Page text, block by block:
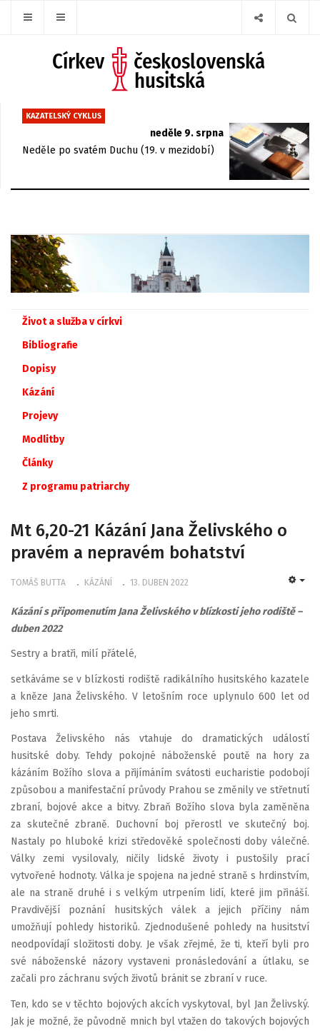
KAZATELSKÝ CYKLUS
neděle 9. srpna
Neděle po svatém Duchu (19. v mezidobí)
Život a služba v církvi
Bibliografie
Dopisy
Kázání
Projevy
Modlitby
Články
Z programu patriarchy
Mt 6,20-21 Kázání Jana Želivského o
pravém a nepravém bohatství
TOMÁŠ BUTTA KÁZÁNÍ 13. DUBEN 2022
Kázání s připomenutím Jana Želivského v blízkosti jeho rodiště –
duben 2022
Sestry a bratři, milí přátelé,
setkáváme se v blízkosti rodiště radikálního husitského kazatele
a kněze Jana Želivského. V letošním roce uplynulo 600 let od
jeho smrti.
Postava Želivského nás vtahuje do dramatických událostí
husitské doby. Tehdy pokojné náboženské poutě na hory za
kázáním Božího slova a přijímáním svátosti eucharistie podobojí
způsobou a manifestační průvody Prahou se změnily ve střetnutí
zbraní, bojové akce a bitvy. Zbraň Božího slova byla zaměněna
za skutečné zbraně. Duchovní boj přerostl ve skutečný boj.
Nastaly po hluboké krizi středověké společnosti doby válečné.
Války zemi vysilovaly, ničily lidské životy i pustošily prací
vytvořené hodnoty. Válka je spojena na jedné straně s hrdinstvím,
ale na straně druhé i s velkým utrpením lidí, které jim přináší.
Pravdivější poznání husitských válek a jejich příčiny nám
umožňují pohledy historiků. Zjednodušené pohledy na husitství
neodpovídají složitosti doby. Je však zřejmé, že ti, kteří byli pro
své náboženské názory vystaveni pronásledování a útlaku, se
začali pro záchranu svých životů bránit se zbraní v ruce.
Ten, kdo se v těchto bojových akcích vyskytoval, byl Jan Želivský.
Jak je možné, že původně mnich byl vtažen do takových bojových